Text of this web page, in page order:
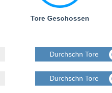
Tore Geschossen
Durchschn Tore
Durchschn Tore